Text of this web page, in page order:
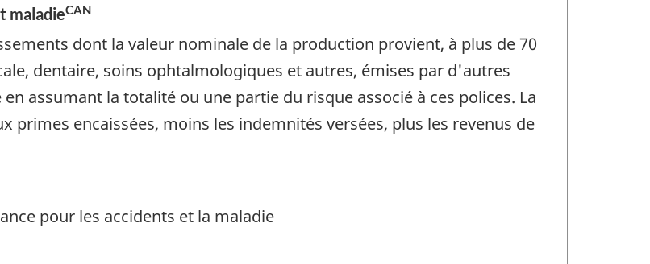
maladieCAN
dont la valeur nominale de la production provient, à plus de 70
dentaire, soins ophtalmologiques et autres, émises par d'autres
assumant la totalité ou une partie du risque associé à ces polices. La
primes encaissées, moins les indemnités versées, plus les revenus de
pour les accidents et la maladie